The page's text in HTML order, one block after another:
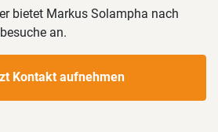
bietet Markus Solampha nach
an.
Kontakt aufnehmen